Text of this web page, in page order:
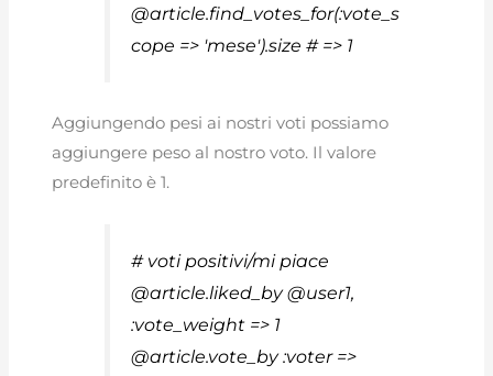
@article.find_votes_for(:vote_s
cope => 'mese').size # => 1
Aggiungendo pesi ai nostri voti possiamo
aggiungere peso al nostro voto. Il valore
predefinito è 1.
# voti positivi/mi piace
@article.liked_by @user1,
:vote_weight => 1
@article.vote_by :voter =>